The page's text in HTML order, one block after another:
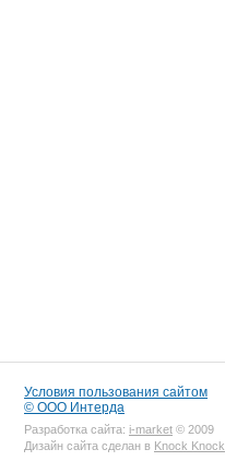
Условия пользования сайтом
© ООО Интерда
Разработка сайта: i-market © 2009
Дизайн сайта сделан в Knock Knock